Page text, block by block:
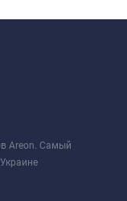
Areon. Самый